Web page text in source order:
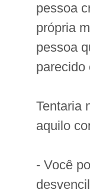
pessoa
própria
pessoa
parecido
Tentaria
aquilo
- Você